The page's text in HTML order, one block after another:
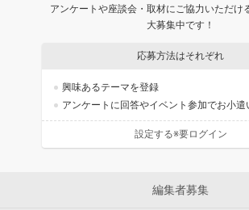
アンケートや座談会・取材にご協力いただけ
大募集中です！
応募方法はそれぞれ
興味あるテーマを登録
アンケートに回答やイベント参加でお小遣
設定する※要ログイン
編集者募集